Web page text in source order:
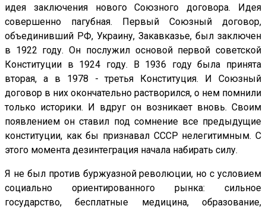
идея заключения нового Союзного договора. Идея
совершенно пагубная. Первый Союзный договор,
объединивший РФ, Украину, Закавказье, был заключен
в 1922 году. Он послужил основой первой советской
Конституции в 1924 году. В 1936 году была принята
вторая, а в 1978 - третья Конституция. И Союзный
договор в них окончательно растворился, о нем помнили
только историки. И вдруг он возникает вновь. Своим
появлением он ставил под сомнение все предыдущие
конституции, как бы признавал СССР нелегитимным. С
этого момента дезинтеграция начала набирать силу.
Я не был против буржуазной революции, но с условием
социально ориентированного рынка: сильное
государство, бесплатные медицина, образование,